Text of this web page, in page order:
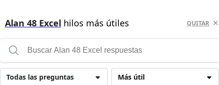
Alan 48 Excel hilos más útiles QUITAR
Más útil
Todas las preguntas